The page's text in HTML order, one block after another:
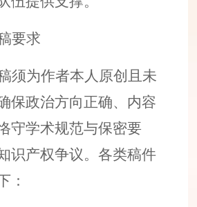
要求
须为作者本人原创且未
保政治方向正确、内容
守学术规范与保密要
识产权争议。各类稿件
：